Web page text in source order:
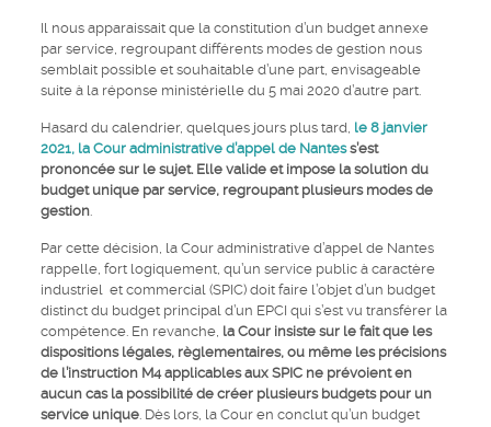
Il nous apparaissait que la constitution d’un budget annexe
par service, regroupant différents modes de gestion nous
semblait possible et souhaitable d’une part, envisageable
suite à la réponse ministérielle du 5 mai 2020 d’autre part.
Hasard du calendrier, quelques jours plus tard, le 8 janvier
2021, la Cour administrative d’appel de Nantess’est
prononcée sur le sujet. Elle valide et impose la solution du
budget unique par service, regroupant plusieurs modes de
gestion.
Par cette décision, la Cour administrative d’appel de Nantes
rappelle, fort logiquement, qu’un service public à caractère
industriel et commercial (SPIC) doit faire l’objet d’un budget
distinct du budget principal d’un EPCI qui s’est vu transférer la
compétence. En revanche, la Cour insiste sur le fait que les
dispositions légales, règlementaires, ou même les précisions
de l’instruction M4 applicables aux SPIC ne prévoient en
aucun cas la possibilité de créer plusieurs budgets pour un
service unique. Dès lors, la Cour en conclut qu’un budget